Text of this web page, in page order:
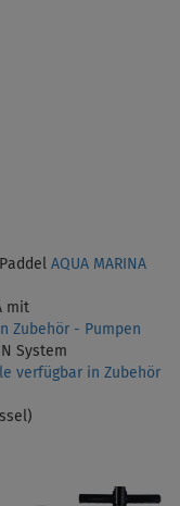
AQUA MARINA
mit
Zubehör - Pumpen
System
verfügbar in Zubehör